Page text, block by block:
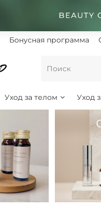
Бонусная программа
Уход за телом Уход